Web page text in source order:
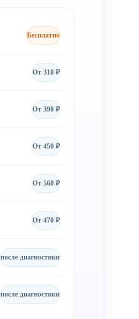
Бесплатно
От 310 ₽
От 390 ₽
От 450 ₽
От 560 ₽
От 470 ₽
после диагностики
после диагностики